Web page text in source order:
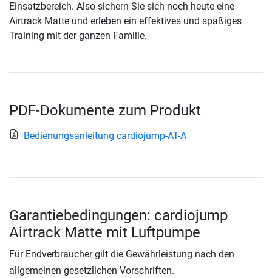
Einsatzbereich. Also sichern Sie sich noch heute eine
Airtrack Matte und erleben ein effektives und spaßiges
Training mit der ganzen Familie.
PDF-Dokumente zum Produkt
Bedienungsanleitung cardiojump-AT-A
Garantiebedingungen: cardiojump
Airtrack Matte mit Luftpumpe
Für Endverbraucher gilt die Gewährleistung nach den
allgemeinen gesetzlichen Vorschriften.